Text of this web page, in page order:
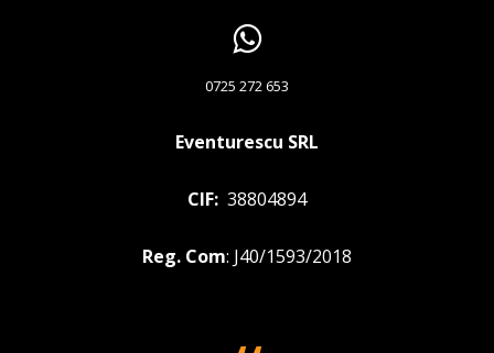
0725 272 653
Eventurescu SRL
CIF: 38804894
Reg. Com: J40/1593/2018